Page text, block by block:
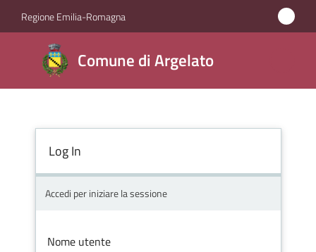
Vai al contenuto
Vai alla navigazione
Vai al footer
Regione Emilia-Romagna
Comune di Argelato
Comune
di
Argelato
Amministrazione
Novità
Servizi
Log In
Accedi per iniziare la sessione
Nome utente